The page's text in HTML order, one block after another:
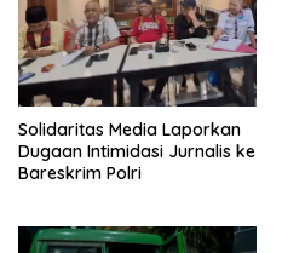
Solidaritas Media Laporkan
Dugaan Intimidasi Jurnalis ke
Bareskrim Polri